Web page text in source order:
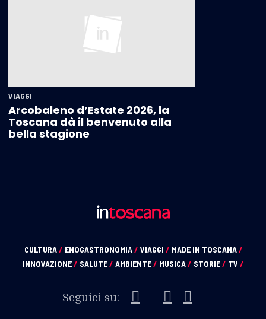
VIAGGI
Arcobaleno d’Estate 2026, la
Toscana dà il benvenuto alla
bella stagione
CULTURA/ ENOGASTRONOMIA/ VIAGGI / MADE IN TOSCANA/
INNOVAZIONE/ SALUTE/ AMBIENTE/ MUSICA/ STORIE/ TV /
Seguici su: